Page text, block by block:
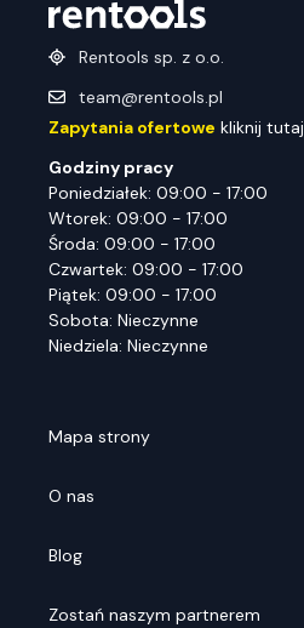
Rentools sp. z o.o.
team@rentools.pl
Zapytania ofertowe kliknij tutaj
Godziny pracy
Poniedziałek: 09:00 - 17:00
Wtorek: 09:00 - 17:00
Środa: 09:00 - 17:00
Czwartek: 09:00 - 17:00
Piątek: 09:00 - 17:00
Sobota: Nieczynne
Niedziela: Nieczynne
Mapa strony
O nas
Blog
Zostań naszym partnerem